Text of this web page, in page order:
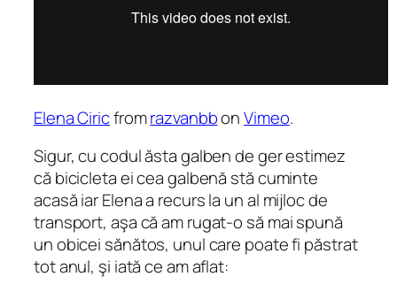
Elena CiricfromrazvanbbonVimeo.
Sigur, cu codul ăsta galben de ger estimez
că bicicleta ei cea galbenă stă cuminte
acasă iar Elena a recurs la un al mijloc de
transport, aşa că am rugat-o să mai spună
un obicei sănătos, unul care poate fi păstrat
tot anul, şi iată ce am aflat: